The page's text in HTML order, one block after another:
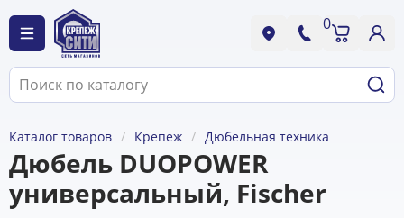
0
Каталог товаров Крепеж Дюбельная техника
Дюбель DUOPOWER
универсальный, Fischer